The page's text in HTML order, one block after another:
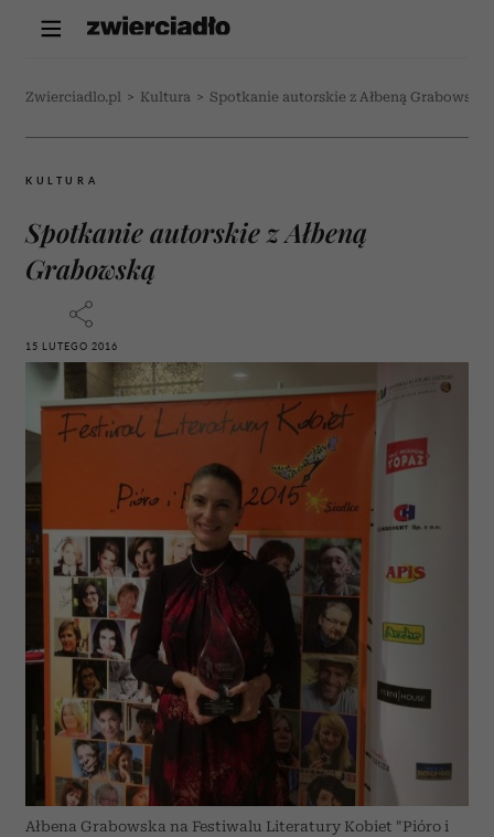
Zwierciadlo.pl > Kultura > Spotkanie autorskie z Ałbeną Grabowską
KULTURA
Spotkanie autorskie z Ałbeną
Grabowską
15 LUTEGO 2016
Ałbena Grabowska na Festiwalu Literatury Kobiet "Pióro i